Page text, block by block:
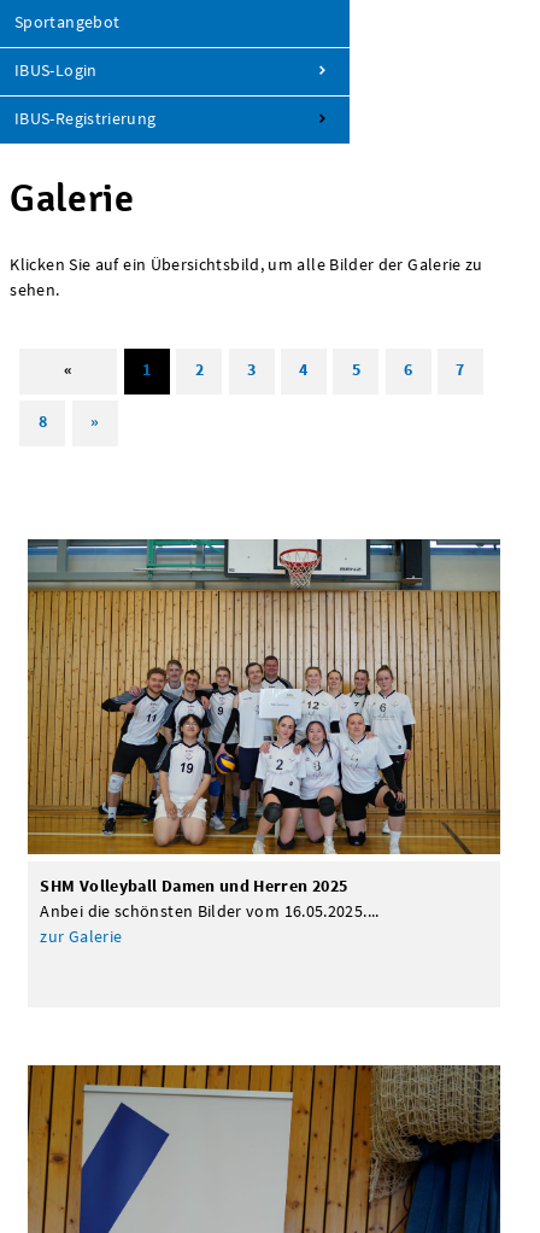
Sportangebot
IBUS-Login
IBUS-Registrierung
Galerie
Klicken Sie auf ein Übersichtsbild, um alle Bilder der Galerie zu
sehen.
« 1 2 3 4 5 6 7
8 »
SHM Volleyball Damen und Herren 2025
Anbei die schönsten Bilder vom 16.05.2025....
zur Galerie